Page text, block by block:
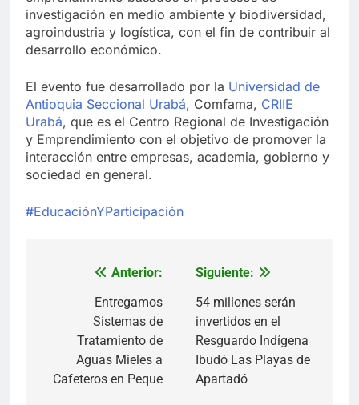
investigación en medio ambiente y biodiversidad,
agroindustria y logística, con el fin de contribuir al
desarrollo económico.
El evento fue desarrollado por la Universidad de
Antioquia Seccional Urabá, Comfama, CRIIE
Urabá, que es el Centro Regional de Investigación
y Emprendimiento con el objetivo de promover la
interacción entre empresas, academia, gobierno y
sociedad en general.
#EducaciónYParticipación
Navegación
entradas
Anterior:
Entregamos
Sistemas de
Tratamiento de
Aguas Mieles a
Cafeteros en Peque
Siguiente:
54 millones serán
invertidos en el
Resguardo Indígena
Ibudó Las Playas de
Apartadó